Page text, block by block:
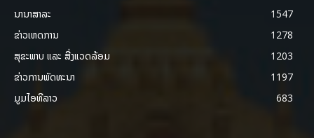
ນານາສາລະ
1547
ຂ່າວເຫດການ
1278
ສຸຂະພາບ ແລະ ສີ່ງແວດລ້ອມ
1203
ຂ່າວການພັດທະນາ
1197
ມູມໄອທີລາວ
683